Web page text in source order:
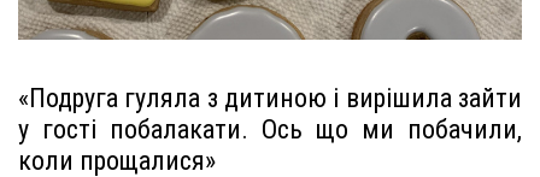
«Подруга гуляла з дитиною і вирішила зайти
у гості побалакати. Ось що ми побачили,
коли прощалися»